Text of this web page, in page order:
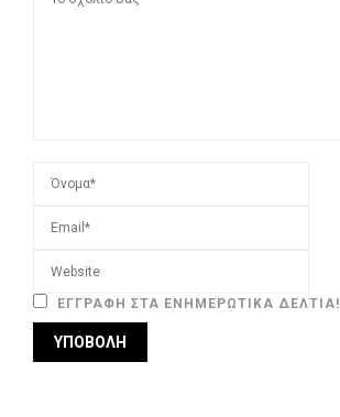
ΕΓΓΡΑΦΉ ΣΤΑ ΕΝΗΜΕΡΩΤΙΚΆ ΔΕΛΤΊΑ!